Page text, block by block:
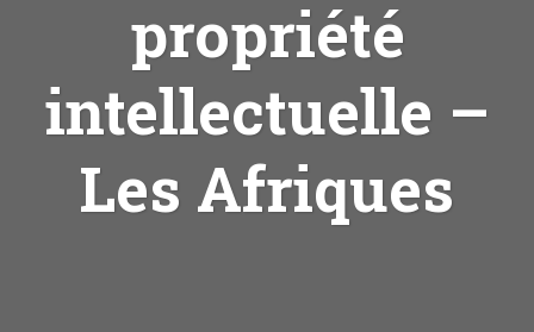
propriété
intellectuelle –
Les Afriques